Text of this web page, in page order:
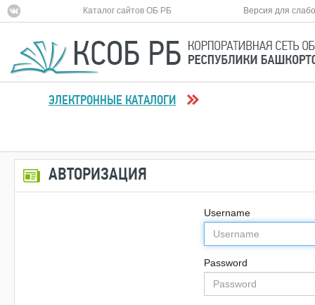
Каталог сайтов ОБ РБ Версия для
ЭЛЕКТРОННЫЕ КАТАЛОГИ
АВТОРИЗАЦИЯ
Username
Password